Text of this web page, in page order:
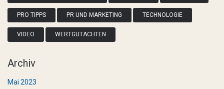
PRO TIPPS PR UND MARKETING TECHNOLOGIE
VIDEO WERTGUTACHTEN
Archiv
Mai 2023